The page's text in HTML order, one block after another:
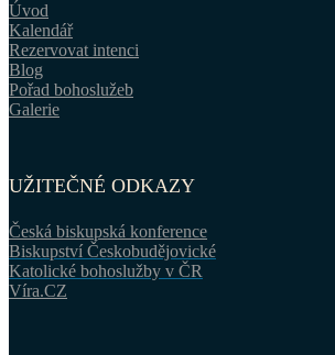
Úvod
Kalendář
Rezervovat intenci
Blog
Pořad bohoslužeb
Galerie
UŽITEČNÉ ODKAZY
Česká biskupská konference
Biskupství Českobudějovické
Katolické bohoslužby v ČR
Víra.CZ